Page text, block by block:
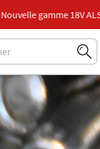
Nouvelle gamme 18V